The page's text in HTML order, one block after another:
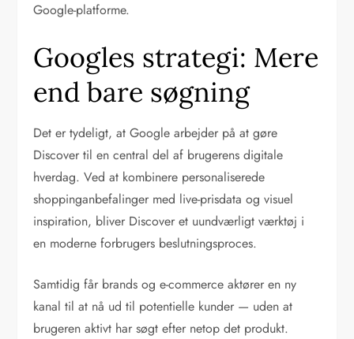
Google-platforme.
Googles strategi: Mere
end bare søgning
Det er tydeligt, at Google arbejder på at gøre
Discover til en central del af brugerens digitale
hverdag. Ved at kombinere personaliserede
shoppinganbefalinger med live-prisdata og visuel
inspiration, bliver Discover et uundværligt værktøj i
en moderne forbrugers beslutningsproces.
Samtidig får brands og e-commerce aktører en ny
kanal til at nå ud til potentielle kunder — uden at
brugeren aktivt har søgt efter netop det produkt.